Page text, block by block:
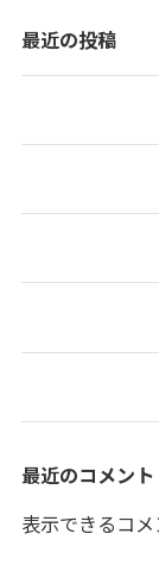
最近の投稿
最近のコメント
表示できるコメ